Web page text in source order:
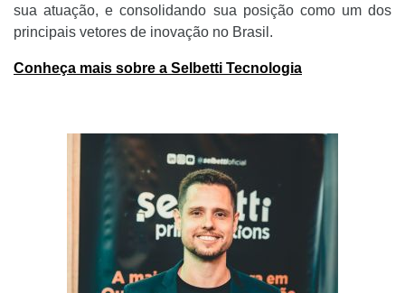
sua atuação, e consolidando sua posição como um dos
principais vetores de inovação no Brasil.
Conheça mais sobre a Selbetti Tecnologia